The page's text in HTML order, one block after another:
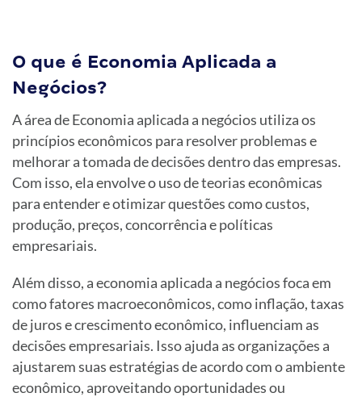
O que é Economia Aplicada a
Negócios?
A área de Economia aplicada a negócios utiliza os
princípios econômicos para resolver problemas e
melhorar a tomada de decisões dentro das empresas.
Com isso, ela envolve o uso de teorias econômicas
para entender e otimizar questões como custos,
produção, preços, concorrência e políticas
empresariais.
Além disso, a economia aplicada a negócios foca em
como fatores macroeconômicos, como inflação, taxas
de juros e crescimento econômico, influenciam as
decisões empresariais. Isso ajuda as organizações a
ajustarem suas estratégias de acordo com o ambiente
econômico, aproveitando oportunidades ou